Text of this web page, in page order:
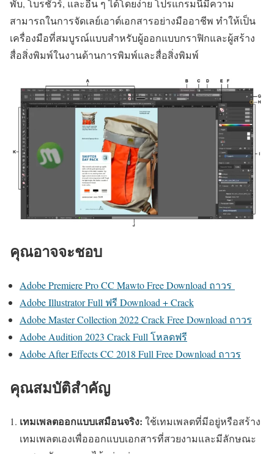
พับ, โบรชัวร์, และอื่น ๆ ได้โดยง่าย โปรแกรมนี้มีความ
สามารถในการจัดเลย์เอาต์เอกสารอย่างมืออาชีพ ทำให้เป็น
เครื่องมือที่สมบูรณ์แบบสำหรับผู้ออกแบบกราฟิกและผู้สร้าง
สื่อสิ่งพิมพ์ในงานด้านการพิมพ์และสื่อสิ่งพิมพ์
คุณอาจจะชอบ
Adobe Premiere Pro CC Mawto Free Download ถาวร
Adobe Illustrator Full ฟรี Download + Crack
Adobe Master Collection 2022 Crack Free Download ถาวร
Adobe Audition 2023 Crack Full โหลดฟรี
Adobe After Effects CC 2018 Full Free Download ถาวร
คุณสมบัติสำคัญ
เทมเพลตออกแบบเสมือนจริง: ใช้เทมเพลตที่มีอยู่หรือสร้าง
เทมเพลตเองเพื่อออกแบบเอกสารที่สวยงามและมีลักษณะ